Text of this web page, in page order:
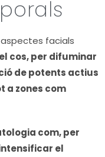
facials
cos, per difuminar
de potents actius
a zones com
com, per
el